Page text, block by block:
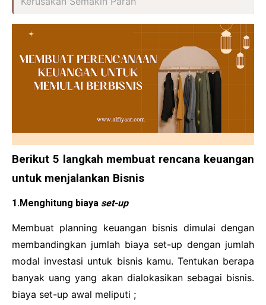
Berikut 5 langkah membuat rencana keuangan
untuk menjalankan Bisnis
1.Menghitung biaya set-up
Membuat planning keuangan bisnis dimulai dengan
membandingkan jumlah biaya set-up dengan jumlah
modal investasi untuk bisnis kamu. Tentukan berapa
banyak uang yang akan dialokasikan sebagai bisnis.
biaya set-up awal meliputi ;